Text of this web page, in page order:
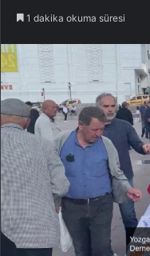
1 dakika okuma süresi